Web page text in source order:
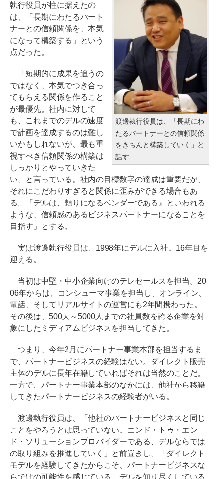
渡邊執行役員は、「長期にわ
たるパートナーとの信頼関係
をきちんと構築していく」と
話す
執行役員が柱に据えたの
は、「長期にわたるパート
ナーとの信頼関係を、本気
になって構築する」という
点だった。
「短期的に成果を追うの
ではなく、本気でつき合っ
てもらえる関係を作ること
が最優先。社内に対して
も、これまでのデルの速度
で計画を達成するのは難し
いかもしれないが、最も重
視すべき信頼関係の構築は
しっかりとやっていきた
い、と言っている。社内の目標数字の達成は重要だが、
それにこだわりすぎると関係に歪みができる場合もあ
る。『デルは、頼りになるベンダーである』といわれる
ような、信頼感のあるビジネスパートナーになることを
目指す」とする。
実は渡邊執行役員は、1998年にデルに入社。16年目を
迎える。
当初は中堅・中小企業向けのテレセールスを担当。20
06年からは、コンシューマ事業を担当し、オンライン、
電話、そしてリアルサイトの運営にも2年間携わった。
その後は、500人～5000人までの社員数を誇る企業を対
象にしたミディアムビジネスを担当してきた。
つまり、今年2月にパートナー事業本部を担当するま
で、パートナービジネスの経験はない。ダイレクト販売
主体のデルに長年在籍していればそれは当然のことだ。
一方で、パートナー事業本部のなかには、他社から移籍
してきたパートナービジネスの経験者がいる。
渡邊執行役員は、「他社のパートナービジネスと同じ
ことをやろうとは思っていない。エンド・トゥ・エン
ド・ソリューションプロバイダーである、デルならでは
の取り組みを推進していく」と前置きし、「ダイレクト
モデルを経験してきたからこそ、パートナービジネスな
らではの可能性を感じている。デルを知り尽くしている